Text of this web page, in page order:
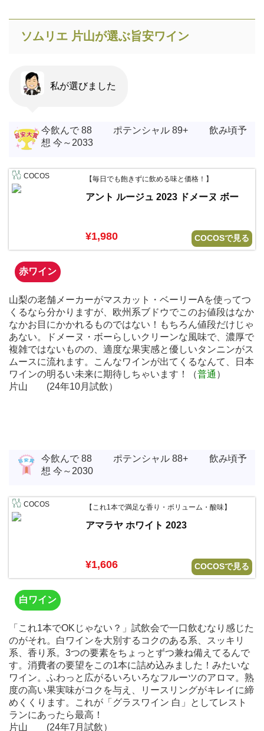
ソムリエ 片山が選ぶ旨安ワイン
私が選びました
今飲んで 88 ポテンシャル 89+ 飲み頃予
想 今～2033
COCOS 【毎日でも飽きずに飲める味と価格！】
アント ルージュ 2023 ドメーヌ ボー
¥1,980 COCOSで見る
赤ワイン
山梨の老舗メーカーがマスカット・ベーリーAを使ってつ
くるなら分かりますが、欧州系ブドウでこのお値段はなか
なかお目にかかれるものではない！もちろん値段だけじゃ
あない。ドメーヌ・ボーらしいクリーンな風味で、濃厚で
複雑ではないものの、適度な果実感と優しいタンニンがス
ムースに流れます。こんなワインが出てくるなんて、日本
ワインの明るい未来に期待しちゃいます！（普通 ）
片山 (24年10月試飲）
今飲んで 88 ポテンシャル 88+ 飲み頃予
想 今～2030
COCOS 【これ1本で満足な香り・ボリューム・酸味】
アマラヤ ホワイト 2023
¥1,606 COCOSで見る
白ワイン
「これ1本でOKじゃない？」試飲会で一口飲むなり感じた
のがそれ。白ワインを大別するコクのある系、スッキリ
系、香り系。3つの要素をちょっとずつ兼ね備えてるんで
す。消費者の要望をこの1本に詰め込みました！みたいな
ワイン。ふわっと広がるいろいろなフルーツのアロマ。熟
度の高い果実味がコクを与え、リースリングがキレイに締
めくくります。これが「グラスワイン 白」としてレスト
ランにあったら最高！
片山 (24年7月試飲）